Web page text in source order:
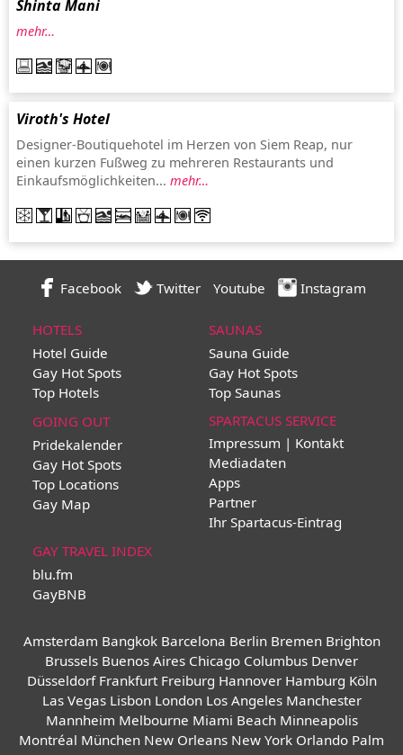
Shinta Mani
mehr…
Viroth's Hotel
Designer-Boutiquehotel im Herzen von Siem Reap, nur
einen kurzen Fußweg zu mehreren Restaurants und
Einkaufsmöglichkeiten... mehr…
Facebook Twitter Youtube Instagram
HOTELS
Hotel Guide
Gay Hot Spots
Top Hotels
SAUNAS
Sauna Guide
Gay Hot Spots
Top Saunas
GOING OUT
Pridekalender
Gay Hot Spots
Top Locations
Gay Map
SPARTACUS SERVICE
Impressum | Kontakt
Mediadaten
Apps
Partner
Ihr Spartacus-Eintrag
GAY TRAVEL INDEX
blu.fm
GayBNB
Amsterdam Bangkok Barcelona Berlin Bremen Brighton
Brussels Buenos Aires Chicago Columbus Denver
Düsseldorf Frankfurt Freiburg Hannover Hamburg Köln
Las Vegas Lisbon London Los Angeles Manchester
Mannheim Melbourne Miami Beach Minneapolis
Montréal München New Orleans New York Orlando Palm